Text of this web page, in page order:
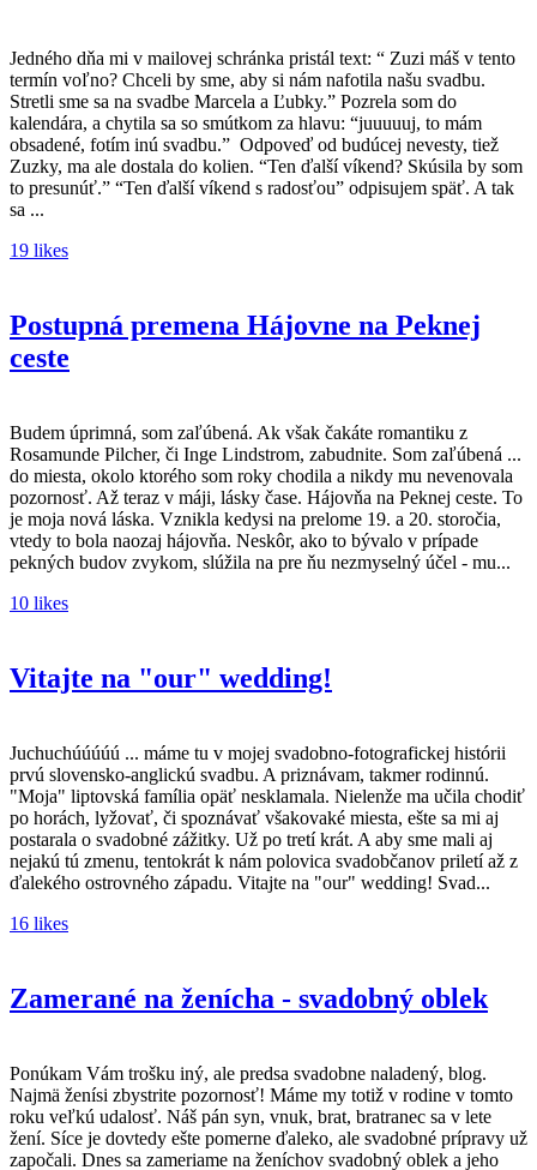
Jedného dňa mi v mailovej schránka pristál text: “ Zuzi máš v tento
termín voľno? Chceli by sme, aby si nám nafotila našu svadbu.
Stretli sme sa na svadbe Marcela a Ľubky.” Pozrela som do
kalendára, a chytila sa so smútkom za hlavu: “juuuuuj, to mám
obsadené, fotím inú svadbu.” Odpoveď od budúcej nevesty, tiež
Zuzky, ma ale dostala do kolien. “Ten ďalší víkend? Skúsila by som
to presunúť.” “Ten ďalší víkend s radosťou” odpisujem späť. A tak
sa ...
19 likes
Postupná premena Hájovne na Peknej
ceste
Budem úprimná, som zaľúbená. Ak však čakáte romantiku z
Rosamunde Pilcher, či Inge Lindstrom, zabudnite. Som zaľúbená ...
do miesta, okolo ktorého som roky chodila a nikdy mu nevenovala
pozornosť. Až teraz v máji, lásky čase. Hájovňa na Peknej ceste. To
je moja nová láska. Vznikla kedysi na prelome 19. a 20. storočia,
vtedy to bola naozaj hájovňa. Neskôr, ako to bývalo v prípade
pekných budov zvykom, slúžila na pre ňu nezmyselný účel - mu...
10 likes
Vitajte na "our" wedding!
Juchuchúúúúú ... máme tu v mojej svadobno-fotografickej histórii
prvú slovensko-anglickú svadbu. A priznávam, takmer rodinnú.
"Moja" liptovská família opäť nesklamala. Nielenže ma učila chodiť
po horách, lyžovať, či spoznávať všakovaké miesta, ešte sa mi aj
postarala o svadobné zážitky. Už po tretí krát. A aby sme mali aj
nejakú tú zmenu, tentokrát k nám polovica svadobčanov priletí až z
ďalekého ostrovného západu. Vitajte na "our" wedding! Svad...
16 likes
Zamerané na ženícha - svadobný oblek
Ponúkam Vám trošku iný, ale predsa svadobne naladený, blog.
Najmä ženísi zbystrite pozornosť! Máme my totiž v rodine v tomto
roku veľkú udalosť. Náš pán syn, vnuk, brat, bratranec sa v lete
žení. Síce je dovtedy ešte pomerne ďaleko, ale svadobné prípravy už
započali. Dnes sa zameriame na ženíchov svadobný oblek a jeho